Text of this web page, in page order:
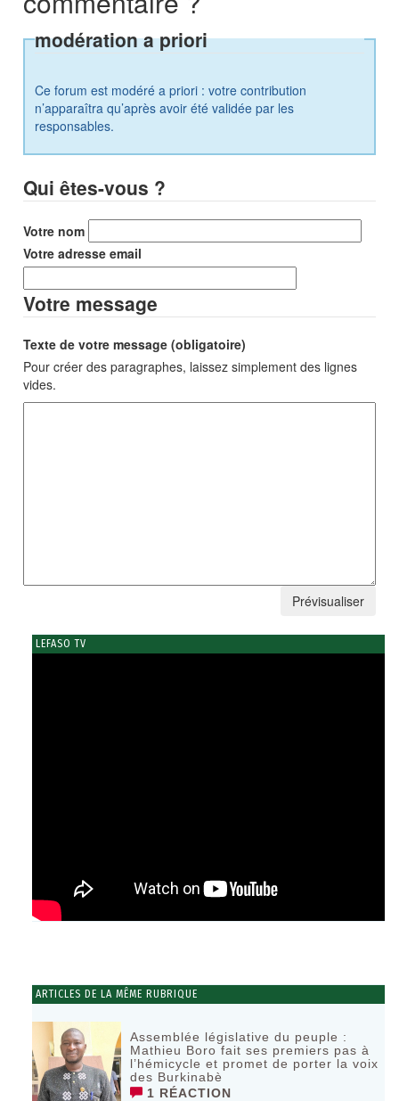
modération a priori
Ce forum est modéré a priori : votre contribution
n’apparaîtra qu’après avoir été validée par les
responsables.
Qui êtes-vous ?
Votre nom
Votre adresse email
Votre message
Texte de votre message (obligatoire)
Pour créer des paragraphes, laissez simplement des lignes
vides.
LEFASO TV
ARTICLES DE LA MÊME RUBRIQUE
Assemblée législative du peuple :
Mathieu Boro fait ses premiers pas à
l’hémicycle et promet de porter la voix
des Burkinabè
1 RÉACTION